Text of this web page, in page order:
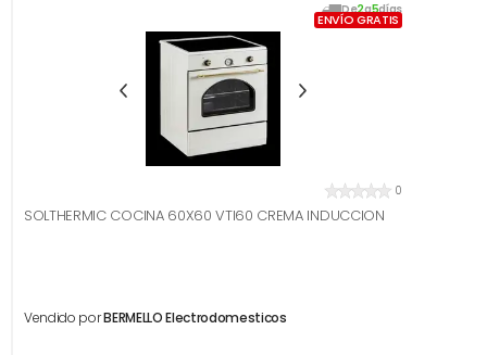
De2a5días
ENVÍO GRATIS
0
SOLTHERMIC COCINA 60X60 VTI60 CREMA INDUCCION
Vendido porBERMELLO Electrodomesticos